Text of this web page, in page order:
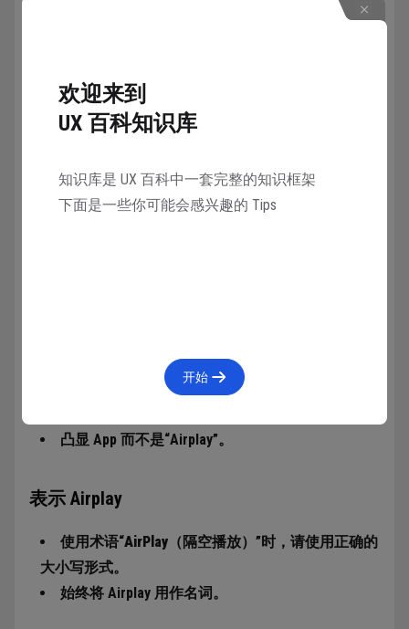
仅以非交互方式使用图标和名称隔空播
凸显 App 而不是“Airplay”。
表示 Airplay
使用术语“AirPlay （隔空播放）”时，请使用正确的
大小写形式。
始终将 Airplay 用作名词。
欢迎来到
UX 百科知识库
知识库是 UX 百科中一套完整的知识框架
下面是一些你可能会感兴趣的 Tips
开始